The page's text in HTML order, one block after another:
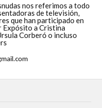
nos referimos a todo
de televisión,
que han participado en
Expósito a Cristina
Corberó o incluso